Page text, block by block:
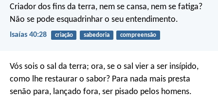
Criador dos fins da terra, nem se cansa, nem se fatiga?
Não se pode esquadrinhar o seu entendimento.
Isaías 40:28 criação sabedoria compreensão
Vós sois o sal da terra; ora, se o sal vier a ser insípido,
como lhe restaurar o sabor? Para nada mais presta
senão para, lançado fora, ser pisado pelos homens.